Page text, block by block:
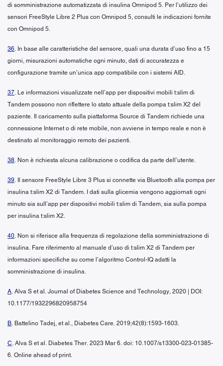
di somministrazione automatizzata di insulina Omnipod 5. Per l’utilizzo dei
sensori FreeStyle Libre 2 Plus con Omnipod 5, consulti le indicazioni fornite
con Omnipod 5.
36. In base alle caratteristiche del sensore, quali una durata d’uso fino a 15
giorni, misurazioni automatiche ogni minuto, dati di accuratezza e
configurazione tramite un’unica app compatibile con i sistemi AID.
37. Le informazioni visualizzate nell’app per dispositivi mobili t:slim di
Tandem possono non riflettere lo stato attuale della pompa t:slim X2 del
paziente. Il caricamento sulla piattaforma Source di Tandem richiede una
connessione Internet o di rete mobile, non avviene in tempo reale e non è
destinato al monitoraggio remoto dei pazienti.
38. Non è richiesta alcuna calibrazione o codifica da parte dell’utente.
39. Il sensore FreeStyle Libre 3 Plus si connette via Bluetooth alla pompa per
insulina t:slim X2 di Tandem. I dati sulla glicemia vengono aggiornati ogni
minuto sia sull’app per dispositivi mobili t:slim di Tandem, sia sulla pompa
per insulina t:slim X2.
40. Non si riferisce alla frequenza di regolazione della somministrazione di
insulina. Fare riferimento al manuale d’uso di t:slim X2 di Tandem per
informazioni specifiche su come l’algoritmo Control-IQ adatti la
somministrazione di insulina.
A. Alva S et al. Journal of Diabetes Science and Technology, 2020 | DOI:
10.1177/1932296820958754
B. Battelino Tadej, et al., Diabetes Care. 2019;42(8):1593-1603.
C. Alva S et al. Diabetes Ther. 2023 Mar 6. doi: 10.1007/s13300-023-01385-
6. Online ahead of print.